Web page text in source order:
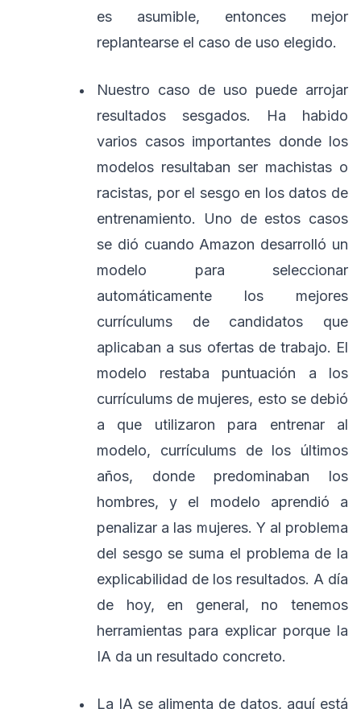
es asumible, entonces mejor
replantearse el caso de uso elegido.
Nuestro caso de uso puede arrojar
resultados sesgados. Ha habido
varios casos importantes donde los
modelos resultaban ser machistas o
racistas, por el sesgo en los datos de
entrenamiento. Uno de estos casos
se dió cuando Amazon desarrolló un
modelo para seleccionar
automáticamente los mejores
currículums de candidatos que
aplicaban a sus ofertas de trabajo. El
modelo restaba puntuación a los
currículums de mujeres, esto se debió
a que utilizaron para entrenar al
modelo, currículums de los últimos
años, donde predominaban los
hombres, y el modelo aprendió a
penalizar a las mujeres. Y al problema
del sesgo se suma el problema de la
explicabilidad de los resultados. A día
de hoy, en general, no tenemos
herramientas para explicar porque la
IA da un resultado concreto.
La IA se alimenta de datos, aquí está